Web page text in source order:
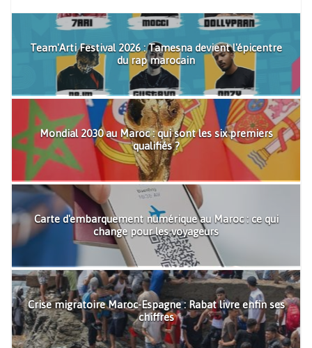
Team'Arti Festival 2026 : Tamesna devient l'épicentre
du rap marocain
Mondial 2030 au Maroc : qui sont les six premiers
qualifiés ?
Carte d'embarquement numérique au Maroc : ce qui
change pour les voyageurs
Crise migratoire Maroc-Espagne : Rabat livre enfin ses
chiffres